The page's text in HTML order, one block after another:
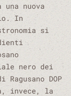
nuova
In
si
nero dei
DOP
invece, la